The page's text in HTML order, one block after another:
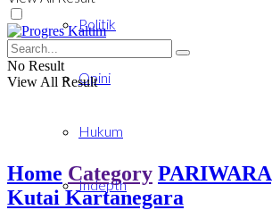
Politik
Opini
Hukum
Indepth
No Result
View All Result
Home Category PARIWARA
Kutai Kartanegara